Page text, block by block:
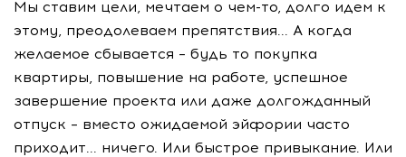
Мы ставим цели, мечтаем о чем-то, долго идем к
этому, преодолеваем препятствия... А когда
желаемое сбывается – будь то покупка
квартиры, повышение на работе, успешное
завершение проекта или даже долгожданный
отпуск – вместо ожидаемой эйфории часто
приходит... ничего. Или быстрое привыкание. Или